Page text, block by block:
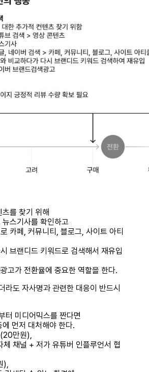
를 찾기 위해
스기사를 확인하고
카페, 커뮤니티, 블로그, 사이트 아티
브랜디드 키워드로 검색해서 재유입
고가 전환율에 중요한 역할을 한다.
라도 자사명과 관련한 대응이 반드시
터 미디어믹스를 짠다면
먼저 대처해야 한다.
만원),
체 채널 + 저가 유튜버 인플루언서 협
),